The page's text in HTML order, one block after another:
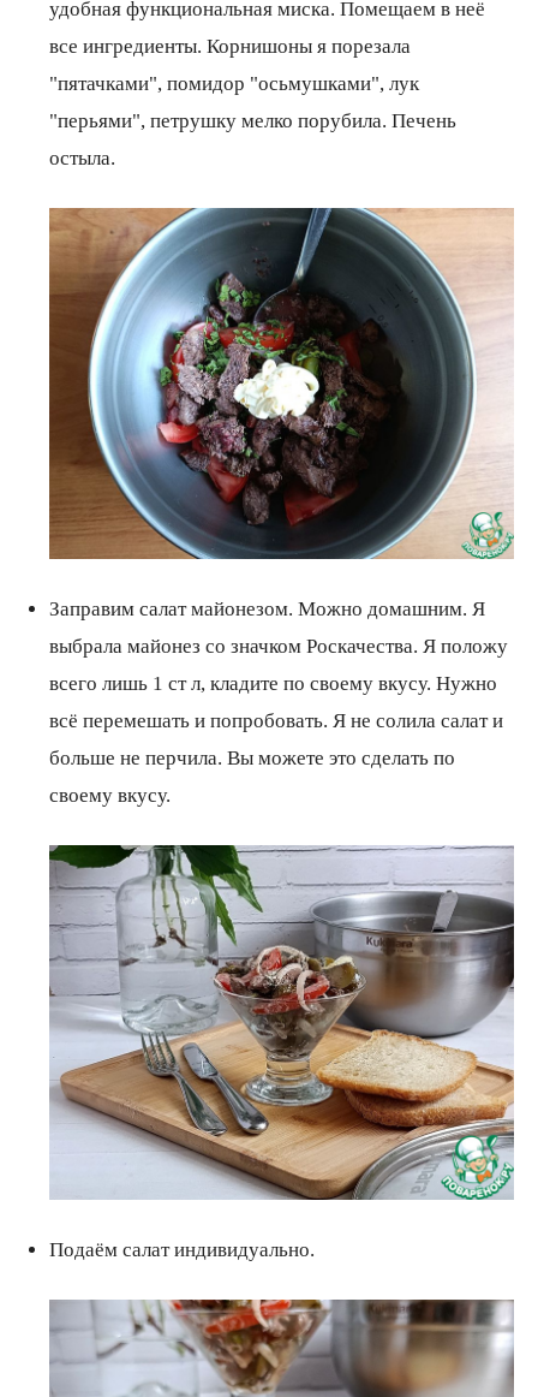
удобная функциональная миска. Помещаем в неё
все ингредиенты. Корнишоны я порезала
"пятачками", помидор "осьмушками", лук
"перьями", петрушку мелко порубила. Печень
остыла.
Заправим салат майонезом. Можно домашним. Я
выбрала майонез со значком Роскачества. Я положу
всего лишь 1 ст л, кладите по своему вкусу. Нужно
всё перемешать и попробовать. Я не солила салат и
больше не перчила. Вы можете это сделать по
своему вкусу.
Подаём салат индивидуально.